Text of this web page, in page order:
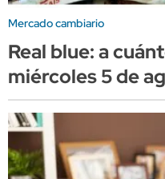
Mercado cambiario
Real blue: a
miércoles 5 de